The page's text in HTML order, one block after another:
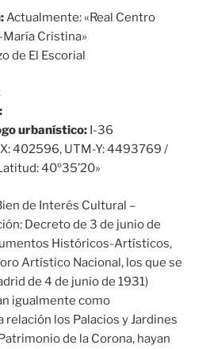
Actualmente: «Real Centro
Cristina»
de El Escorial
urbanístico: I-36
402596, UTM-Y: 4493769 /
40º35’20»
de Interés Cultural –
Decreto de 3 de junio de
Históricos-Artísticos,
Artístico Nacional, los que se
de 4 de junio de 1931)
igualmente como
los Palacios y Jardines
de la Corona, hayan